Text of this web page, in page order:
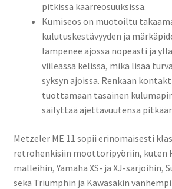
pitkissä kaarreosuuksissa.
Kumiseos on muotoiltu
kulutuskestävyyden ja
lämpenee ajossa nopeasti ja
viileässä kelissä, mikä lisää
syksyn ajoissa. Renkaan
tuottamaan tasainen
säilyttää ajettavuutensa
Metzeler ME 11 sopii erinomaisesti
retrohenkisiin moottoripyöriin, kuten
malleihin, Yamaha XS- ja XJ-sarjoihin,
sekä Triumphin ja Kawasakin